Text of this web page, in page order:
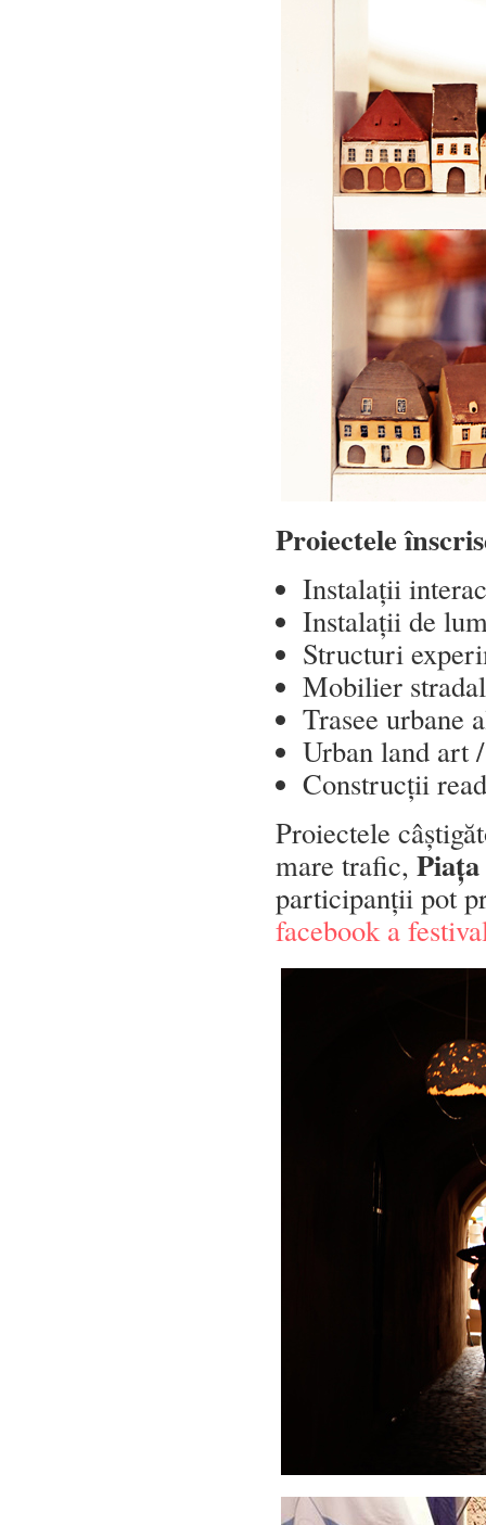
Proiectele
Instalații
Instalații de
Structuri
Mobilier stradal
Trasee urbane
Urban land art
Construcții
Proiectele
mare trafic,
participanții pot
facebook a